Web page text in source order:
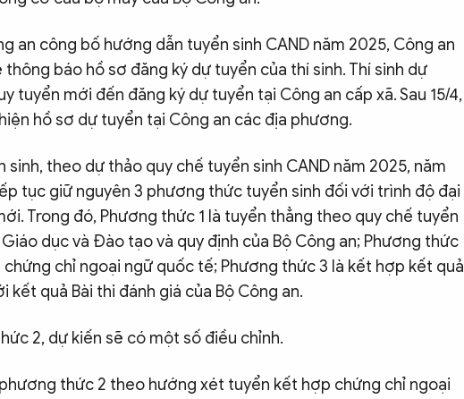
an công bố hướng dẫn tuyển sinh CAND năm 2025, Công an
báo hồ sơ đăng ký dự tuyển của thí sinh. Thí sinh dự
tuyển mới đến đăng ký dự tuyển tại Công an cấp xã. Sau 15/4,
hồ sơ dự tuyển tại Công an các địa phương.
theo dự thảo quy chế tuyển sinh CAND năm 2025, năm
tục giữ nguyên 3 phương thức tuyển sinh đối với trình độ đại
Trong đó, Phương thức 1 là tuyển thẳng theo quy chế tuyển
dục và Đào tạo và quy định của Bộ Công an; Phương thức
chỉ ngoại ngữ quốc tế; Phương thức 3 là kết hợp kết quả
kết quả Bài thi đánh giá của Bộ Công an.
2, dự kiến sẽ có một số điều chỉnh.
thức 2 theo hướng xét tuyển kết hợp chứng chỉ ngoại